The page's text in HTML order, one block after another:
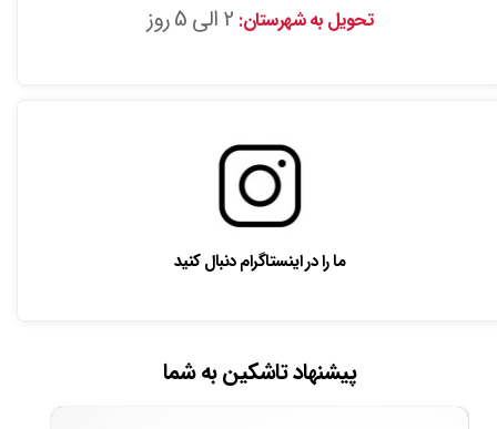
تحویل به شهرستان: 2 الی 5 روز
ما را در اینستاگرام دنبال کنید
پیشنهاد تاشکین به شما